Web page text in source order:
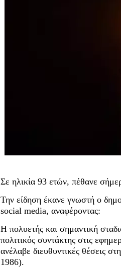
Σε ηλικία 93 ετών, πέθανε
Την είδηση έκανε γνωστή ο
social media, αναφέροντας:
Η πολυετής και σημαντική
πολιτικός συντάκτης στις
ανέλαβε διευθυντικές θέσεις
1986).